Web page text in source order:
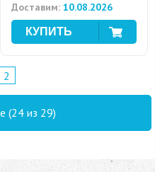
Доставим: 10.08.2026
2
(24 из 29)